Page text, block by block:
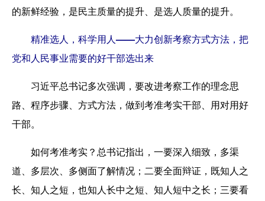
的新鲜经验，是民主质量的提升、是选人质量的提升。
精准选人，科学用人——大力创新考察方式方法，把
党和人民事业需要的好干部选出来
习近平总书记多次强调，要改进考察工作的理念思
路、程序步骤、方式方法，做到考准考实干部、用对用好
干部。
如何考准考实？总书记指出，一要深入细致，多渠
道、多层次、多侧面了解情况；二要全面辩证，既知人之
长、知人之短，也知人长中之短、知人短中之长；三要看